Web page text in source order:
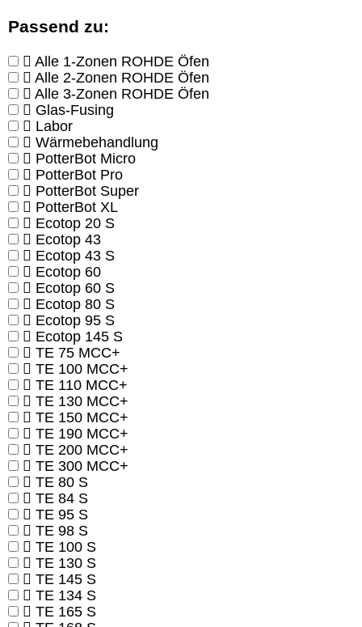
Passend zu:
Alle 1-Zonen ROHDE Öfen
Alle 2-Zonen ROHDE Öfen
Alle 3-Zonen ROHDE Öfen
Glas-Fusing
Labor
Wärmebehandlung
PotterBot Micro
PotterBot Pro
PotterBot Super
PotterBot XL
Ecotop 20 S
Ecotop 43
Ecotop 43 S
Ecotop 60
Ecotop 60 S
Ecotop 80 S
Ecotop 95 S
Ecotop 145 S
TE 75 MCC+
TE 100 MCC+
TE 110 MCC+
TE 130 MCC+
TE 150 MCC+
TE 190 MCC+
TE 200 MCC+
TE 300 MCC+
TE 80 S
TE 84 S
TE 95 S
TE 98 S
TE 100 S
TE 130 S
TE 145 S
TE 134 S
TE 165 S